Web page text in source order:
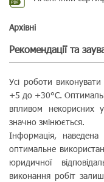
Aрхівні
Рекомендації та
Усі роботи
+5 до +30°C.
впливом некорисних
значно змінюється.
Інформація,
оптимальне
юридичної
виконання робіт